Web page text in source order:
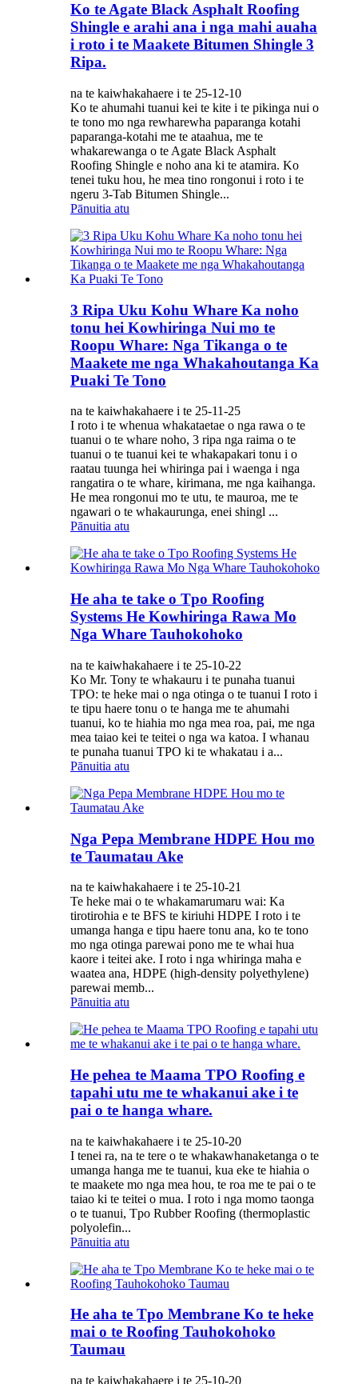
Ko te Agate Black Asphalt Roofing
Shingle e arahi ana i nga mahi auaha
i roto i te Maakete Bitumen Shingle 3
Ripa.
na te kaiwhakahaere i te 25-12-10
Ko te ahumahi tuanui kei te kite i te pikinga nui o
te tono mo nga rewharewha paparanga kotahi
paparanga-kotahi me te ataahua, me te
whakarewanga o te Agate Black Asphalt
Roofing Shingle e noho ana ki te atamira. Ko
tenei tuku hou, he mea tino rongonui i roto i te
ngeru 3-Tab Bitumen Shingle...
Pānuitia atu
3 Ripa Uku Kohu Whare Ka noho
tonu hei Kowhiringa Nui mo te
Roopu Whare: Nga Tikanga o te
Maakete me nga Whakahoutanga Ka
Puaki Te Tono
na te kaiwhakahaere i te 25-11-25
I roto i te whenua whakataetae o nga rawa o te
tuanui o te whare noho, 3 ripa nga raima o te
tuanui o te tuanui kei te whakapakari tonu i o
raatau tuunga hei whiringa pai i waenga i nga
rangatira o te whare, kirimana, me nga kaihanga.
He mea rongonui mo te utu, te mauroa, me te
ngawari o te whakaurunga, enei shingl ...
Pānuitia atu
He aha te take o Tpo Roofing
Systems He Kowhiringa Rawa Mo
Nga Whare Tauhokohoko
na te kaiwhakahaere i te 25-10-22
Ko Mr. Tony te whakauru i te punaha tuanui
TPO: te heke mai o nga otinga o te tuanui I roto i
te tipu haere tonu o te hanga me te ahumahi
tuanui, ko te hiahia mo nga mea roa, pai, me nga
mea taiao kei te teitei o nga wa katoa. I whanau
te punaha tuanui TPO ki te whakatau i a...
Pānuitia atu
Nga Pepa Membrane HDPE Hou mo
te Taumatau Ake
na te kaiwhakahaere i te 25-10-21
Te heke mai o te whakamarumaru wai: Ka
tirotirohia e te BFS te kiriuhi HDPE I roto i te
umanga hanga e tipu haere tonu ana, ko te tono
mo nga otinga parewai pono me te whai hua
kaore i teitei ake. I roto i nga whiringa maha e
waatea ana, HDPE (high-density polyethylene)
parewai memb...
Pānuitia atu
He pehea te Maama TPO Roofing e
tapahi utu me te whakanui ake i te
pai o te hanga whare.
na te kaiwhakahaere i te 25-10-20
I tenei ra, na te tere o te whakawhanaketanga o te
umanga hanga me te tuanui, kua eke te hiahia o
te maakete mo nga mea hou, te roa me te pai o te
taiao ki te teitei o mua. I roto i nga momo taonga
o te tuanui, Tpo Rubber Roofing (thermoplastic
polyolefin...
Pānuitia atu
He aha te Tpo Membrane Ko te heke
mai o te Roofing Tauhokohoko
Taumau
na te kaiwhakahaere i te 25-10-20